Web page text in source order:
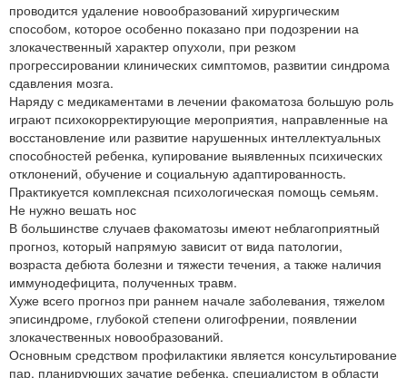
проводится удаление новообразований хирургическим
способом, которое особенно показано при подозрении на
злокачественный характер опухоли, при резком
прогрессировании клинических симптомов, развитии синдрома
сдавления мозга.
Наряду с медикаментами в лечении факоматоза большую роль
играют психокорректирующие мероприятия, направленные на
восстановление или развитие нарушенных интеллектуальных
способностей ребенка, купирование выявленных психических
отклонений, обучение и социальную адаптированность.
Практикуется комплексная психологическая помощь семьям.
Не нужно вешать нос
В большинстве случаев факоматозы имеют неблагоприятный
прогноз, который напрямую зависит от вида патологии,
возраста дебюта болезни и тяжести течения, а также наличия
иммунодефицита, полученных травм.
Хуже всего прогноз при раннем начале заболевания, тяжелом
эписиндроме, глубокой степени олигофрении, появлении
злокачественных новообразований.
Основным средством профилактики является консультирование
пар, планирующих зачатие ребенка, специалистом в области